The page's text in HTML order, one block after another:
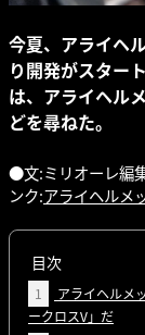
今夏、アライヘ
り開発がスター
は、アライヘル
どを尋ねた。
●文:ミリオーレ編
ンク:アライヘルメ
目次
1
アライヘルメ
ークロスV」だ